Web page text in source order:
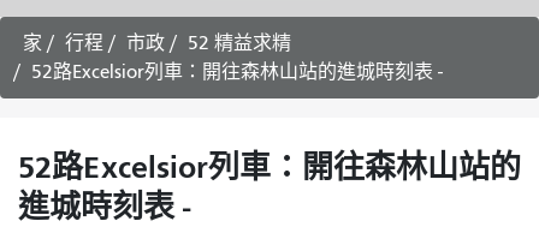
望
的
旅
行
式
家 行程 市政
52 精益求精
52路Excelsior列車：開往森林山站的進城時刻表 -
52路Excelsior列車：開往森林山站的
進城時刻表 -